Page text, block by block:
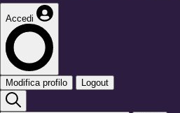
Accedi
Modifica profilo Logout